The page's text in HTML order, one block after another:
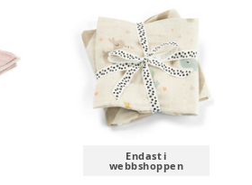
Endast i
webbshoppen